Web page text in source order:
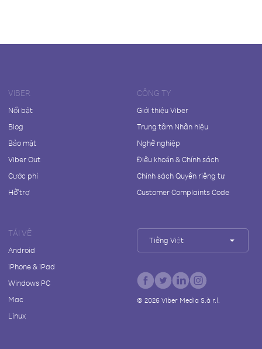
VIBER
Nổi bật
Blog
Bảo mật
Viber Out
Cước phí
Hỗ trợ
CÔNG TY
Giới thiệu Viber
Trung tâm Nhãn hiệu
Nghề nghiệp
Điều khoản & Chính sách
Chính sách Quyền riêng tư
Customer Complaints Code
TẢI VỀ
Android
iPhone & iPad
Windows PC
Mac
Linux
Tiếng Việt
© 2026Viber Media S.à r.l.